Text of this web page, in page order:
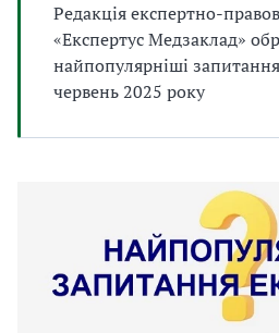
Редакція експертно-
«Експертус Медзаклад»
найпопулярніші
червень 2025 року